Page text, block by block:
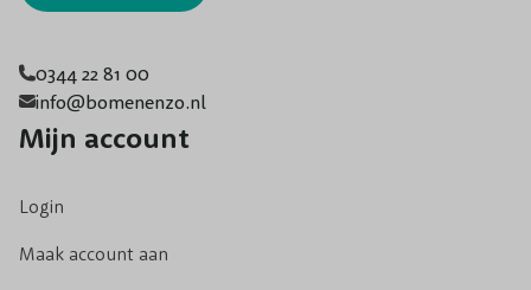
0344 22 81 00
info@bomenenzo.nl
Mijn account
Login
Maak account aan